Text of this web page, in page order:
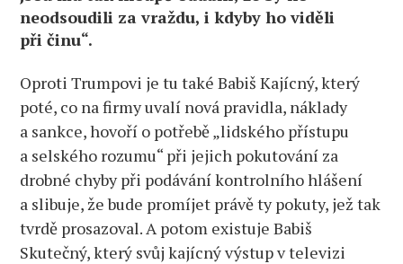
neodsoudili za vraždu, i kdyby ho viděli
při činu“.
Oproti Trumpovi je tu také Babiš Kajícný, který
poté, co na firmy uvalí nová pravidla, náklady
a sankce, hovoří o potřebě „lidského přístupu
a selského rozumu“ při jejich pokutování za
drobné chyby při podávání kontrolního hlášení
a slibuje, že bude promíjet právě ty pokuty, jež tak
tvrdě prosazoval. A potom existuje Babiš
Skutečný, který svůj kajícný výstup v televizi